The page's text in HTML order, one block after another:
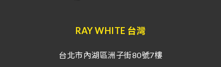
RAY WHITE 台灣
台北市內湖區洲子街80號7樓